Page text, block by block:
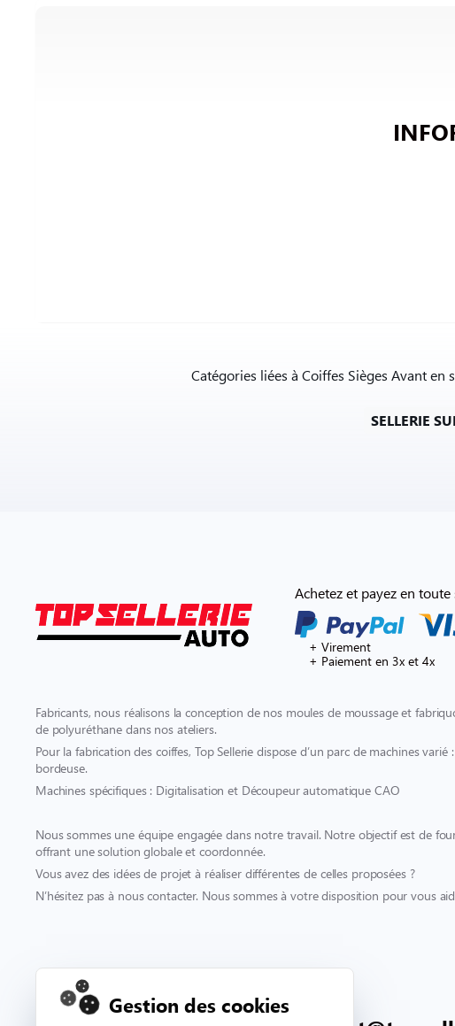
Catégories liées à Coiffes Sièges Avant
SELLERIE
Achetez et payez en
+ Virement
+ Paiement en 3x et 4x
Fabricants, nous réalisons la conception de nos moules de moussage et
de polyuréthane dans nos ateliers.
Pour la fabrication des coiffes, Top Sellerie dispose d’un parc de machines
bordeuse.
Machines spécifiques : Digitalisation et Découpeur automatique CAO
Nous sommes une équipe engagée dans notre travail. Notre objectif est de
offrant une solution globale et coordonnée.
Vous avez des idées de projet à réaliser différentes de celles proposées ?
N’hésitez pas à nous contacter. Nous sommes à votre disposition pour vous
Contact & support
Gestion des cookies